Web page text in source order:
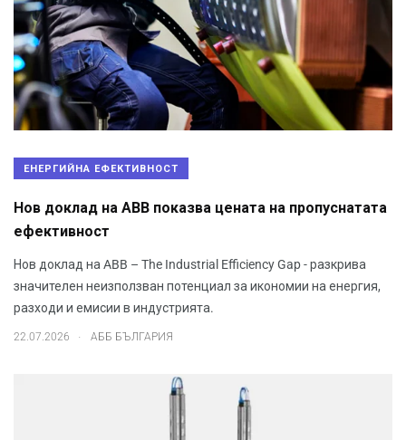
ЕНЕРГИЙНА ЕФЕКТИВНОСТ
Нов доклад на ABB показва цената на пропуснатата
ефективност
Нов доклад на ABB – The Industrial Efficiency Gap - разкрива
значителен неизползван потенциал за икономии на енергия,
разходи и емисии в индустрията.
22.07.2026 . АББ БЪЛГАРИЯ